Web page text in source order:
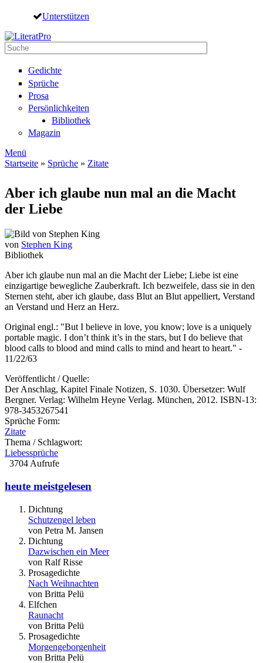
Direkt zum Inhalt
Unterstützen
Suche
Gedichte
Sprüche
Prosa
Persönlichkeiten
Bibliothek
Magazin
Menü
Startseite » Sprüche » Zitate
Aber ich glaube nun mal an die Macht
der Liebe
von Stephen King
Bibliothek
Aber ich glaube nun mal an die Macht der Liebe; Liebe ist eine
einzigartige bewegliche Zauberkraft. Ich bezweifele, dass sie in den
Sternen steht, aber ich glaube, dass Blut an Blut appelliert, Verstand
an Verstand und Herz an Herz.
Original engl.: "But I believe in love, you know; love is a uniquely
portable magic. I don’t think it’s in the stars, but I do believe that
blood calls to blood and mind calls to mind and heart to heart." -
11/22/63
Veröffentlicht / Quelle:
Der Anschlag, Kapitel Finale Notizen, S. 1030. Übersetzer: Wulf
Bergner. Verlag: Wilhelm Heyne Verlag. München, 2012. ISBN-13:
978-3453267541
Sprüche Form:
Zitate
Thema / Schlagwort:
Liebessprüche
3704 Aufrufe
heute meistgelesen
Dichtung
Schutzengel leben
von Petra M. Jansen
Dichtung
Dazwischen ein Meer
von Ralf Risse
Prosagedichte
Nach Weihnachten
von Britta Pelü
Elfchen
Raunacht
von Britta Pelü
Prosagedichte
Morgengeborgenheit
von Britta Pelü